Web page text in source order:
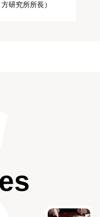
方研究所所長）